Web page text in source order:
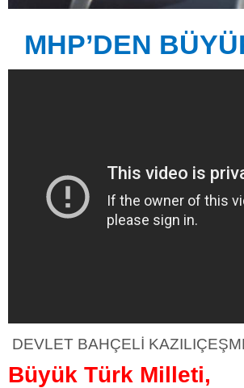
MHP’DEN
DEVLET BAHÇELİ
Büyük Türk Milleti,